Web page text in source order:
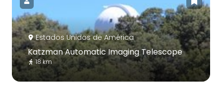
Estados Unidos de América
Katzman Automatic Imaging Telescope
18 km